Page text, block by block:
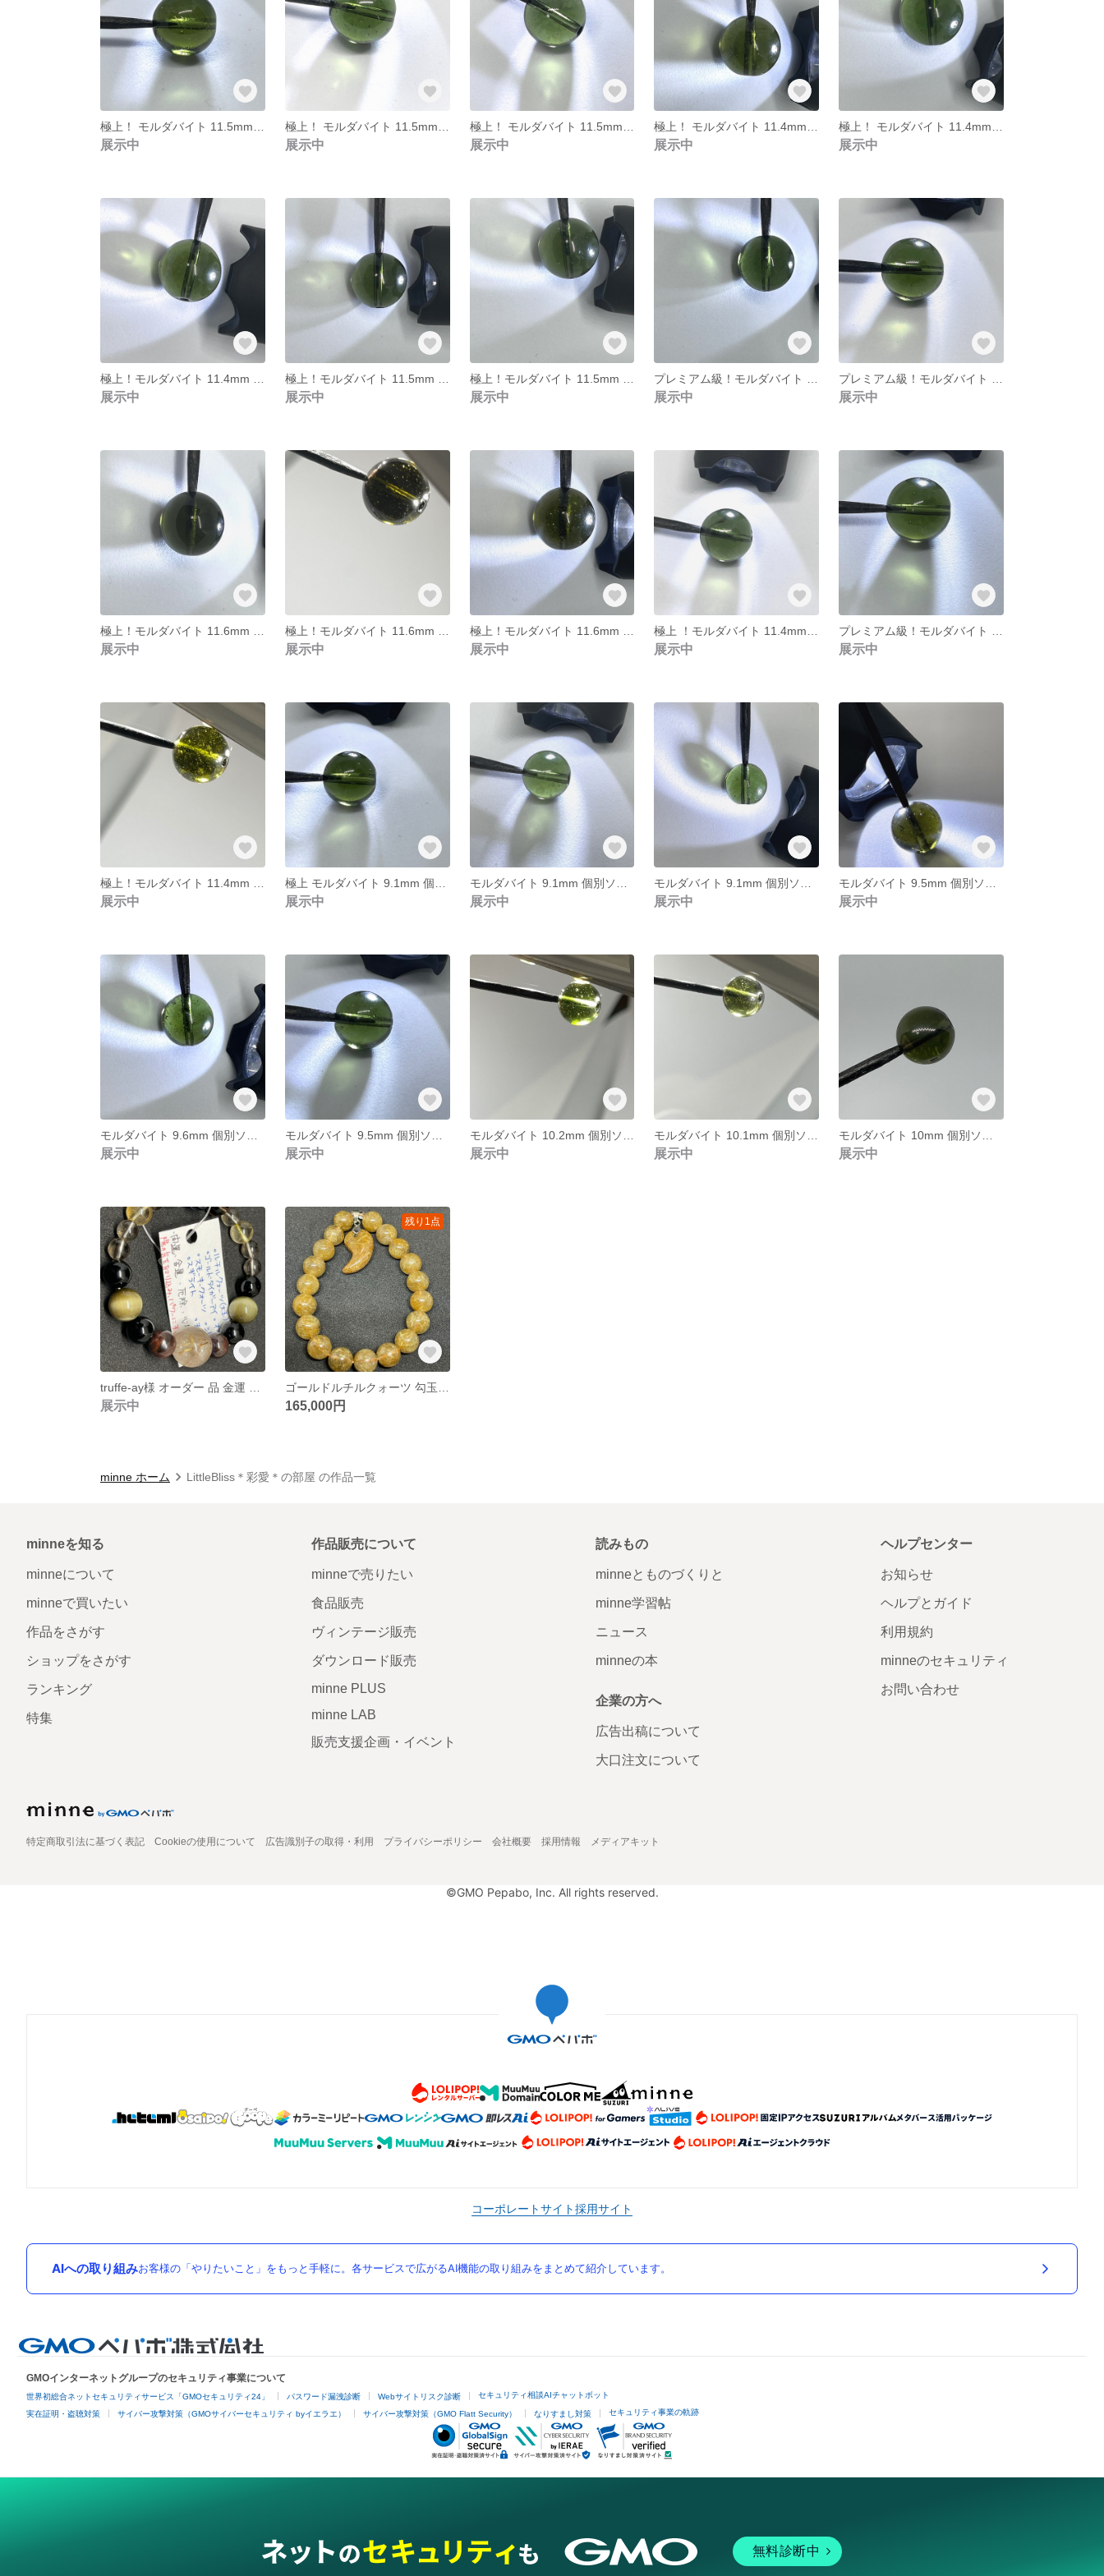
展示中 展示中 展示中 展示中 展示中
展示中 展示中 展示中 展示中 展示中
展示中 展示中 展示中 展示中 展示中
展示中 展示中 展示中 展示中 展示中
展示中 展示中 展示中 展示中 展示中
展示中
残り1点
165,000円
minne ホーム LittleBliss＊彩愛＊の部屋 の作品一覧
minneを知る
minneについて
minneで買いたい
作品をさがす
ショップをさがす
ランキング
特集
作品販売について
minneで売りたい
食品販売
ヴィンテージ販売
ダウンロード販売
minne PLUS
minne LAB
販売支援企画・イベント
読みもの
minneとものづくりと
minne学習帖
ニュース
minneの本
企業の方へ
広告出稿について
大口注文について
ヘルプセンター
お知らせ
ヘルプとガイド
利用規約
minneのセキュリティ
お問い合わせ
特定商取引法に基づく表記 Cookieの使用について 広告識別子の取得・利用 プライバシーポリシー 会社概要 採用情報 メディアキット
©GMO Pepabo, Inc. All rights reserved.
コーポレートサイト採用サイト
AIへの取り組みお客様の「やりたいこと」をもっと手軽に。各サービスで広がるAI機能の取り組みをまとめて紹介しています。
GMOインターネットグループのセキュリティ事業について
世界初総合ネットセキュリティサービス「GMOセキュリティ24」 パスワード漏洩診断 Webサイトリスク診断 セキュリティ相談AIチャットボット
実在証明・盗聴対策 サイバー攻撃対策（GMOサイバーセキュリティ byイエラエ） サイバー攻撃対策（GMO Flatt Security） なりすまし対策 セキュリティ事業の軌跡
無料診断中